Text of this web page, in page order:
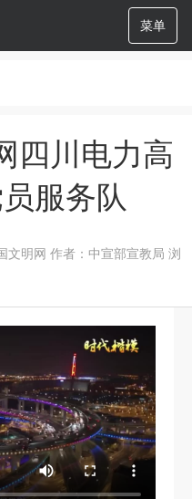
菜单
四川电力高
服务队
文明网 作者：中宣部宣教局 浏